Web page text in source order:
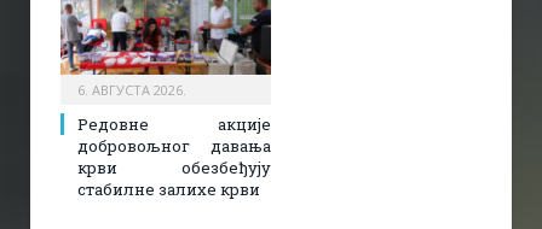
6. АВГУСТА 2026.
Редовне акције
добровољног давања
крви обезбеђују
стабилне залихе крви